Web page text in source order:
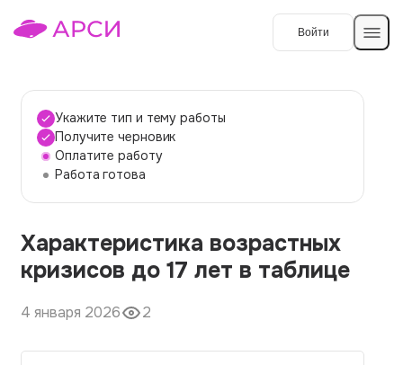
Войти
Темы работ
О сервисе
О компании
Наши гарантии
Порядок оплаты
Вопросы и ответы
Контакты
Укажите тип и тему работы
Получите черновик
Оплатите работу
Работа готова
Характеристика возрастных
кризисов до 17 лет в таблице
4 января 2026 2